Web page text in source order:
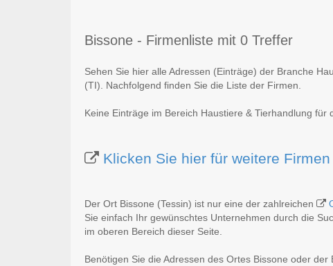
Bissone - Firmenliste mit 0 Treffer
Sehen Sie hier alle Adressen (Einträge) der Branche
(TI). Nachfolgend finden Sie die Liste der Firmen.
Keine Einträge im Bereich Haustiere & Tierhandlung für
Klicken Sie hier für weitere
Der Ort Bissone (Tessin) ist nur eine der zahlreichen
Sie einfach Ihr gewünschtes Unternehmen durch die
im oberen Bereich dieser Seite.
Benötigen Sie die Adressen des Ortes Bissone oder